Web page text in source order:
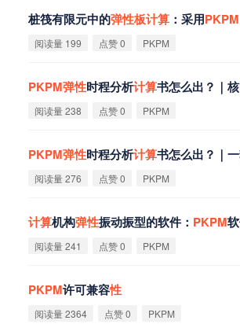
桩筏有限元中的弹性板计算 ：采用PKPM
阅读量 199 点赞 0 PKPM
PKPM弹性时程分析计算书怎么出？｜核电站环
阅读量 238 点赞 0 PKPM
PKPM弹性时程分析计算书怎么出？｜一套软件带
阅读量 276 点赞 0 PKPM
计算机构弹性振动振型的软件： PKPM软
阅读量 241 点赞 0 PKPM
PKPM许可兼容性
阅读量 2364 点赞 0 PKPM